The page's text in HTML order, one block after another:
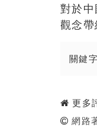
對於
觀念
關鍵字
更多
網路